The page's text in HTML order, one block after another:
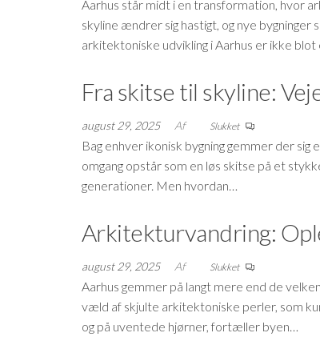
Aarhus står midt i en transformation, hvor
skyline ændrer sig hastigt, og nye
arkitektoniske udvikling i Aarhus er ikke
Fra skitse til skyline:
august 29, 2025 Af Slukket
Bag enhver ikonisk bygning gemmer der
omgang opstår som en løs skitse på et
generationer. Men hvordan…
Arkitekturvandring:
august 29, 2025 Af Slukket
Aarhus gemmer på langt mere end de
væld af skjulte arkitektoniske perler, som
og på uventede hjørner, fortæller byen…